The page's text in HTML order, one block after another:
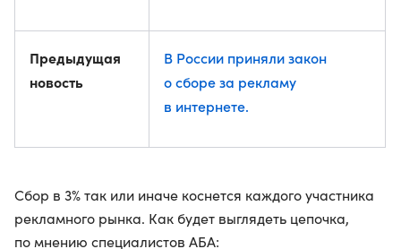
Предыдущая
новость
В России приняли закон
о сборе за рекламу
в интернете.
Сбор в 3% так или иначе коснется каждого участника
рекламного рынка. Как будет выглядеть цепочка,
по мнению специалистов АБА: